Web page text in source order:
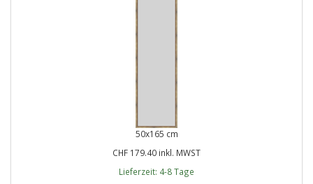
50x165 cm
CHF 179.40 inkl. MWST
Lieferzeit: 4-8 Tage